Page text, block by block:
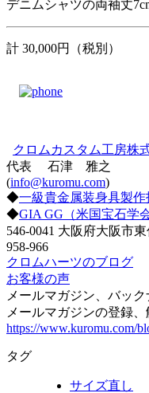
デニムシャツの両袖丈
計 30,000円（税別）
クロムカスタム工房株
代表 石津 雅之
(info@kuromu.com)
◆一級貴金属装身具製作
◆GIA GG（米国宝石学
546-0041 大阪府大阪市
958-966
クロムハーツのブログ
お客様の声
メールマガジン、バッ
メールマガジンの登録
https://www.kuromu.com/
タグ
サイズ直し